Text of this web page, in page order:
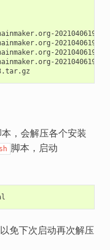
本，会解压各个安装
脚本，启动
免下次启动再次解压